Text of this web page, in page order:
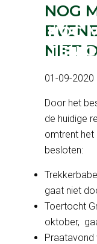
NOG
TEN
NOG
NIET
01-09-2020
Door het
de huidige
omtrent het
besloten:
gaat niet
Toertocht
oktober,